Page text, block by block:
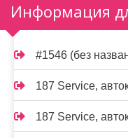
Информация
#1546 (без
187 Service,
187 Service,